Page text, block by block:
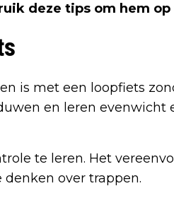
deze tips om hem
is met een loopfiets
en leren evenwicht
te leren. Het
over trappen.